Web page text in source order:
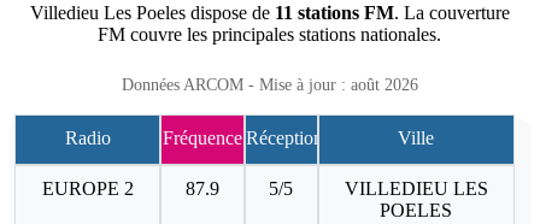
Villedieu Les Poeles dispose de 11 stations FM. La couverture
FM couvre les principales stations nationales.
Données ARCOM - Mise à jour : août 2026
Radio FréquenceRéception Ville
EUROPE 2 87.9 5/5
VILLEDIEU LES
POELES